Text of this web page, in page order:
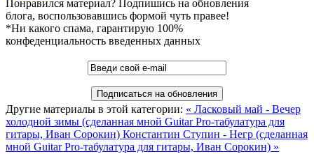
Понравился материал? Подпишись на обновления
блога, воспользовавшись формой чуть правее!
*Ни какого спама, гарантирую 100%
конфеденциальность введенных данных
Другие материалы в этой категории: « Ласковый май - Вечер
холодной зимы (сделанная мной Guitar Pro-табулатура для
гитары, Иван Сорокин) Константин Ступин - Негр (сделанная
мной Guitar Pro-табулатура для гитары, Иван Сорокин) »